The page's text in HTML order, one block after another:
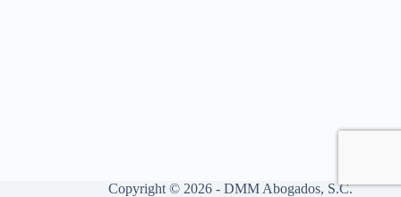
Copyright © 2026 - DMM Abogados, S.C.